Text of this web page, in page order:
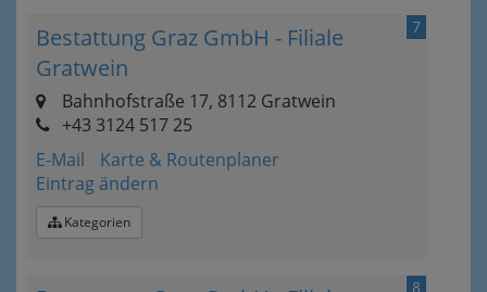
7
Bestattung Graz GmbH - Filiale
Gratwein
Bahnhofstraße 17, 8112 Gratwein
+43 3124 517 25
E-Mail
Karte & Routenplaner
Eintrag ändern
Kategorien
8